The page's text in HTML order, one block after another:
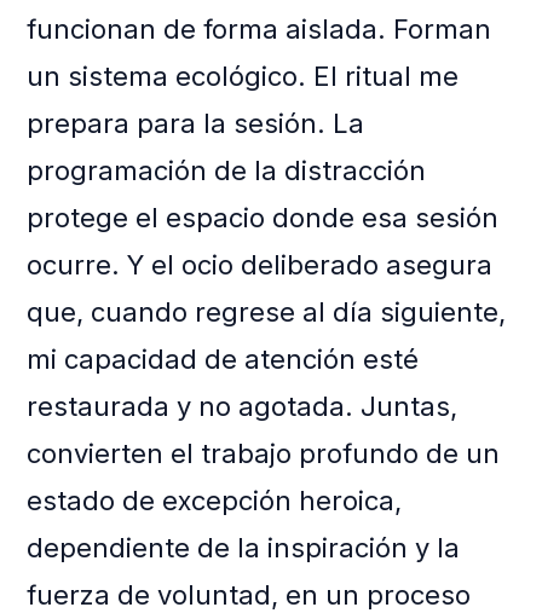
funcionan de forma aislada. Forman
un sistema ecológico. El ritual me
prepara para la sesión. La
programación de la distracción
protege el espacio donde esa sesión
ocurre. Y el ocio deliberado asegura
que, cuando regrese al día siguiente,
mi capacidad de atención esté
restaurada y no agotada. Juntas,
convierten el trabajo profundo de un
estado de excepción heroica,
dependiente de la inspiración y la
fuerza de voluntad, en un proceso